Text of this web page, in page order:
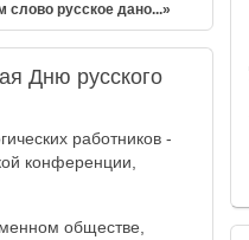
слово русское дано...»
Дню русского
работников -
конференции,
обществе,